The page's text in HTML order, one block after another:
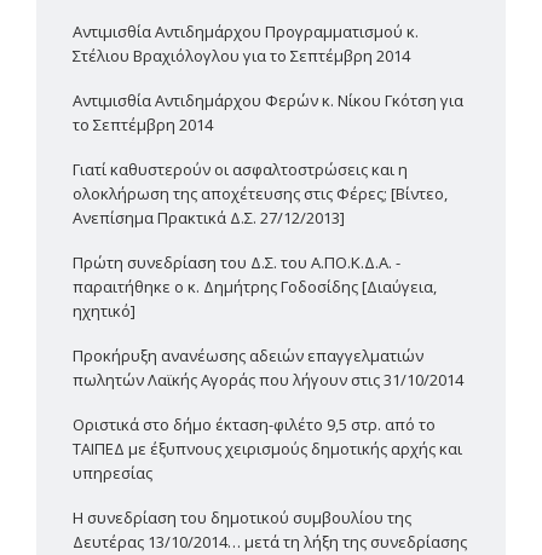
Αντιμισθία Αντιδημάρχου Προγραμματισμού κ.
Στέλιου Βραχιόλογλου για το Σεπτέμβρη 2014
Αντιμισθία Αντιδημάρχου Φερών κ. Νίκου Γκότση για
το Σεπτέμβρη 2014
Γιατί καθυστερούν οι ασφαλτοστρώσεις και η
ολοκλήρωση της αποχέτευσης στις Φέρες; [Βίντεο,
Ανεπίσημα Πρακτικά Δ.Σ. 27/12/2013]
Πρώτη συνεδρίαση του Δ.Σ. του Α.ΠΟ.Κ.Δ.Α. -
παραιτήθηκε ο κ. Δημήτρης Γοδοσίδης [Διαύγεια,
ηχητικό]
Προκήρυξη ανανέωσης αδειών επαγγελματιών
πωλητών Λαϊκής Αγοράς που λήγουν στις 31/10/2014
Οριστικά στο δήμο έκταση-φιλέτο 9,5 στρ. από το
ΤΑΙΠΕΔ με έξυπνους χειρισμούς δημοτικής αρχής και
υπηρεσίας
Η συνεδρίαση του δημοτικού συμβουλίου της
Δευτέρας 13/10/2014… μετά τη λήξη της συνεδρίασης